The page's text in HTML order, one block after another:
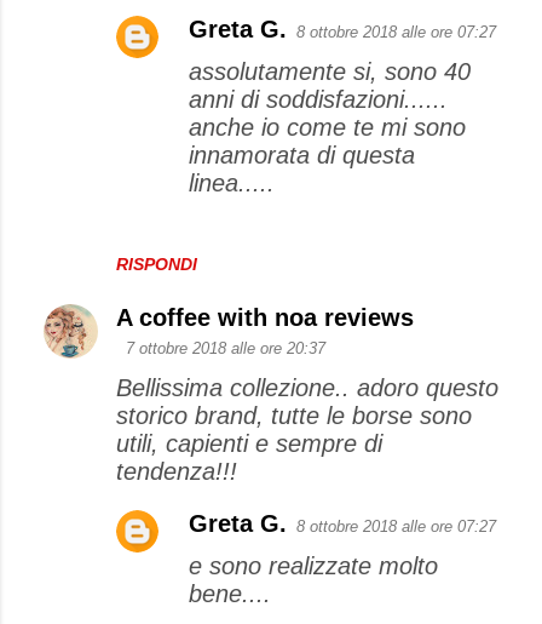
RISPONDI
Greta G. 8 ottobre 2018 alle ore 07:27
assolutamente si, sono 40
anni di soddisfazioni......
anche io come te mi sono
innamorata di questa
linea.....
A coffee with noa reviews
7 ottobre 2018 alle ore 20:37
Bellissima collezione.. adoro questo
storico brand, tutte le borse sono
utili, capienti e sempre di
tendenza!!!
Greta G. 8 ottobre 2018 alle ore 07:27
e sono realizzate molto
bene....